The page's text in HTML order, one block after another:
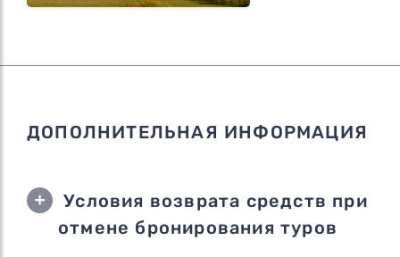
ДОПОЛНИТЕЛЬНАЯ ИНФОРМАЦИЯ
Условия возврата средств при
отмене бронирования туров